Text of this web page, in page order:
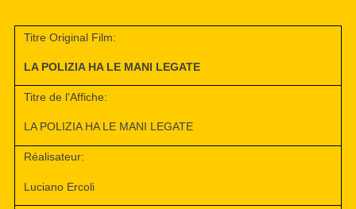
Titre Original Film:
LA POLIZIA HA LE MANI LEGATE
Titre de l'Affiche:
LA POLIZIA HA LE MANI LEGATE
Réalisateur:
Luciano Ercoli